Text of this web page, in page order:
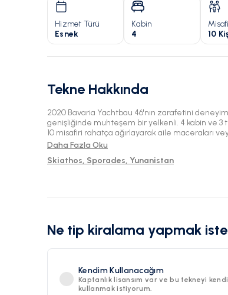
Hizmet Türü
Esnek
Kabin
4
10
Tekne Hakkında
2020 Bavaria Yachtbau 46'nın zarafetini
genişliğinde muhteşem bir yelkenli. 4 kabin ve
10 misafiri rahatça ağırlayarak aile maceraları
sunuyor. Skiathos'un resmedilmeye değer
Daha Fazla Oku
Skiathos, Sporades, Yunanistan
Ne tip kiralama yapmak
Kendim Kullanacağım
Kaptanlık lisansım var ve bu tekneyi
kullanmak istiyorum.